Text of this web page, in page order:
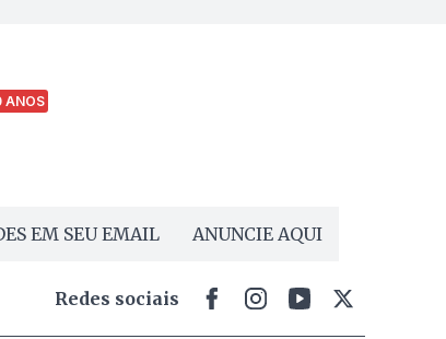
ANOS
EM SEU EMAIL ANUNCIE AQUI
Redes sociais